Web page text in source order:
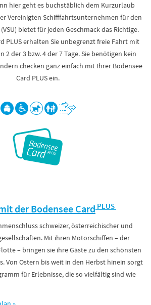
hier geht es buchstäblich dem Kurzurlaub
Vereinigten Schifffahrtsunternehmen für den
bietet für jeden Geschmack das Richtige.
PLUS erhalten Sie unbegrenzt freie Fahrt mit
2 der 3 bzw. 4 der 7 Tage. Sie benötigen kein
checken ganz einfach mit Ihrer Bodensee
Card PLUS ein.
der Bodensee Card PLUS
schweizer, österreichischer und
Mit ihren Motorschiffen – der
– bringen sie ihre Gäste zu den schönsten
Von Ostern bis weit in den Herbst hinein sorgt
für Erlebnisse, die so vielfältig sind wie